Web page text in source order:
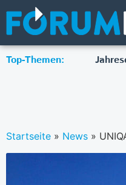
Top-Themen:
Startseite » News »